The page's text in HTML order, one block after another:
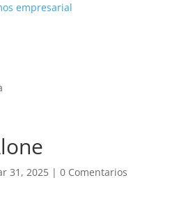
empresarial
31, 2025| 0 Comentarios